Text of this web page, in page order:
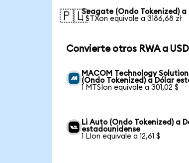
🇵🇱Seagate (Ondo Tokenized) a
1 STXon equivale a 3186,68 zł
Convierte otros RWA a USD
MACOM Technology
(Ondo Tokenized) a Dólar
1 MTSIon equivale a 301,02 $
Li Auto (Ondo Tokenized) a
estadounidense
1 LIon equivale a 12,61 $